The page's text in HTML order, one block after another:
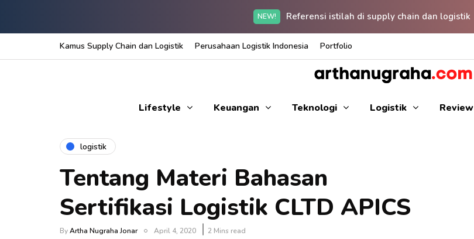
NEW! Referensi istilah di supply chain dan logistik
Kamus Supply Chain dan Logistik Perusahaan Logistik Indonesia Portfolio
Lifestyle Keuangan Teknologi Logistik Review
logistik
Tentang Materi Bahasan
Sertifikasi Logistik CLTD APICS
ByArtha Nugraha Jonar April 4, 2020 2 Mins read